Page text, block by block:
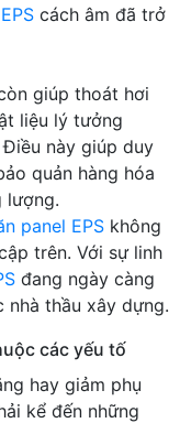
cách âm đã trở
giúp thoát hơi
liệu lý tưởng
này giúp duy
quản hàng hóa
lượng.
panel EPS không
trên. Với sự linh
đang ngày càng
nhà thầu xây dựng.
các yếu tố
hay giảm phụ
kể đến những